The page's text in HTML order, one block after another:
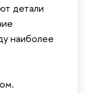
детали
наиболее